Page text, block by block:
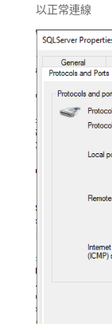
以正常連線